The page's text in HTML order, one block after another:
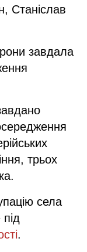
Станіслав
завдала
трьох
села
.